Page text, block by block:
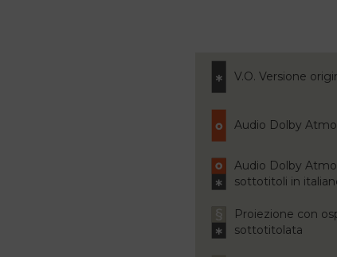
V.O. Versione
Audio Dolby
Audio Dolby
sottotitoli in
Proiezione con
sottotitolata